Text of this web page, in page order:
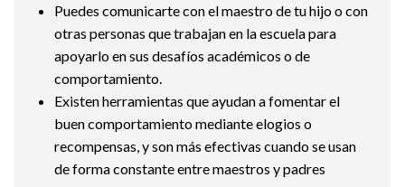
Puedes comunicarte con el maestro de tu hijo o con
otras personas que trabajan en la escuela para
apoyarlo en sus desafíos académicos o de
comportamiento.
Existen herramientas que ayudan a fomentar el
buen comportamiento mediante elogios o
recompensas, y son más efectivas cuando se usan
de forma constante entre maestros y padres